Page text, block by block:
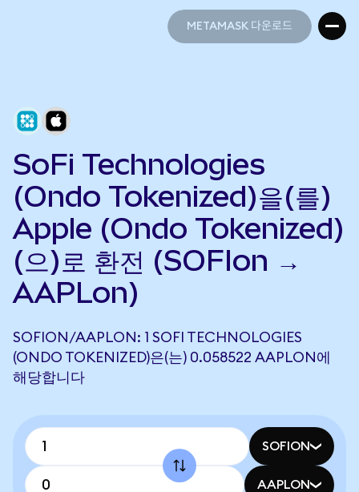
METAMASK 다운로드
SoFi Technologies
(Ondo Tokenized)을(를)
Apple (Ondo Tokenized)
(으)로 환전 (SOFIon →
AAPLon)
SOFION/AAPLON: 1 SOFI TECHNOLOGIES
(ONDO TOKENIZED)은(는) 0.058522 AAPLON에
해당합니다
SOFION
AAPLON